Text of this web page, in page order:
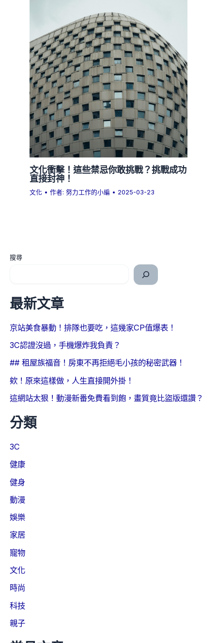
文化衝擊！這些禁忌你敢挑戰？挑戰成功
直接封神！
文化 • 作者:努力工作的小編 • 2025-03-23
搜尋
最新文章
京站美食暴動！排隊也要吃，這幾家CP值爆表！
3C認證沒過，手機爆炸我負責？
## 租屋族福音！房東不再拒絕毛小孩的秘密武器！
欸！原來這樣做，人生直接開外掛！
這網站太狠！動漫新番免費看到飽，畫質竟比盜版還讚？
分類
3C
健康
健身
動漫
娛樂
家居
寵物
文化
時尚
科技
親子